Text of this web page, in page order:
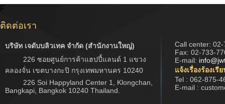
F
ติดต่อเรา
บริษัท เจดับบลิวเทค จำกัด (สำนักงานใหญ่)
226 ซอยศูนย์การค้าแฮปปี้แลนด์ 1 แขวง
คลองจั่น เขตบางกะปิ กรุงเทพมหานคร 10240
226 Soi Happyland Center 1, Klongchan,
Bangkapi, Bangkok 10240 Thailand.
Call center: 02-
Fax: 02-733-
E-mail:
แจ้งเรื่องร้องเรี
Tel : 062-875-
E-mail :